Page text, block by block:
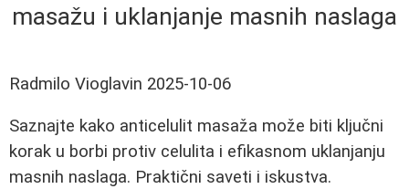
masažu i uklanjanje masnih naslaga
Radmilo Vioglavin 2025-10-06
Saznajte kako anticelulit masaža može biti ključni
korak u borbi protiv celulita i efikasnom uklanjanju
masnih naslaga. Praktični saveti i iskustva.